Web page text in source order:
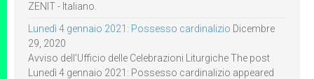
ZENIT - Italiano.
Lunedì 4 gennaio 2021: Possesso cardinalizio Dicembre
29, 2020
Avviso dell’Ufficio delle Celebrazioni Liturgiche The post
Lunedì 4 gennaio 2021: Possesso cardinalizio appeared